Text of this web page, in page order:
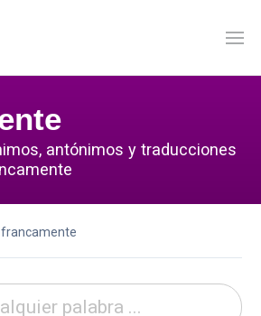
antónimos y traducciones
francamente